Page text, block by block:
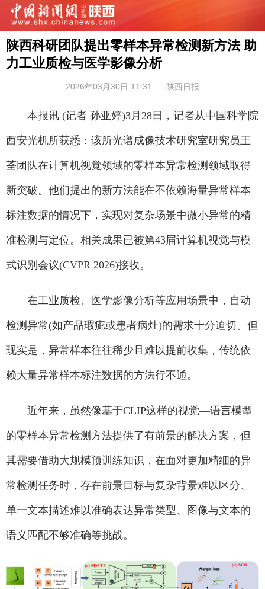
陕西科研团队提出零样本异常检测新方法 助
力工业质检与医学影像分析
2026年03月30日 11:31 陕西日报
本报讯 (记者 孙亚婷)3月28日，记者从中国科学院
西安光机所获悉：该所光谱成像技术研究室研究员王
荃团队在计算机视觉领域的零样本异常检测领域取得
新突破。他们提出的新方法能在不依赖海量异常样本
标注数据的情况下，实现对复杂场景中微小异常的精
准检测与定位。相关成果已被第43届计算机视觉与模
式识别会议(CVPR 2026)接收。
在工业质检、医学影像分析等应用场景中，自动
检测异常(如产品瑕疵或患者病灶)的需求十分迫切。但
现实是，异常样本往往稀少且难以提前收集，传统依
赖大量异常样本标注数据的方法行不通。
近年来，虽然像基于CLIP这样的视觉—语言模型
的零样本异常检测方法提供了有前景的解决方案，但
其需要借助大规模预训练知识，在面对更加精细的异
常检测任务时，存在前景目标与复杂背景难以区分、
单一文本描述难以准确表达异常类型、图像与文本的
语义匹配不够准确等挑战。